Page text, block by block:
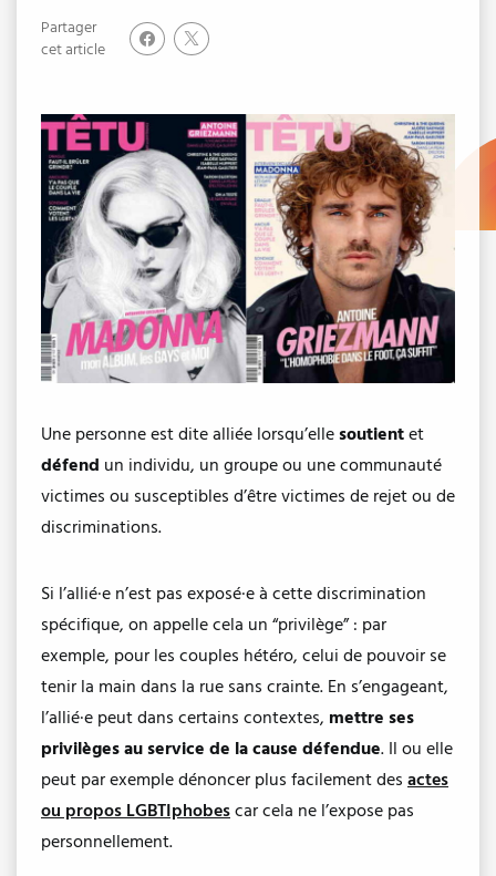
Partager
cet article
Une personne est dite alliée lorsqu’elle ​soutient​et ​
défend ​un individu, un groupe ou une communauté
victimes ou susceptibles d’être victimes de rejet ou de
discriminations.
Si l’allié·e n’est pas exposé·e à cette discrimination
spécifique, on appelle cela un “privilège” : par
exemple, pour les couples hétéro, celui de pouvoir se
tenir la main dans la rue sans crainte. En s’engageant,
l’allié·e peut dans certains contextes, ​ mettre ses
privilèges au service de la cause défendue​. Il ou elle
peut par exemple dénoncer plus facilement des actes
ou propos LGBTIphobescar cela ne l’expose pas
personnellement.